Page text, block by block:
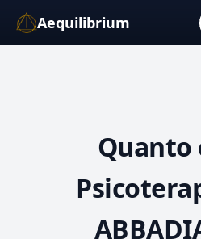
Aequilibrium
Quanto